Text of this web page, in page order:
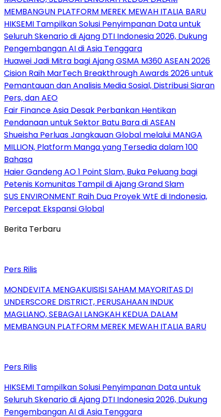
MEMBANGUN PLATFORM MEREK MEWAH ITALIA BARU
HIKSEMI Tampilkan Solusi Penyimpanan Data untuk
Seluruh Skenario di Ajang DTI Indonesia 2026, Dukung
Pengembangan AI di Asia Tenggara
Huawei Jadi Mitra bagi Ajang GSMA M360 ASEAN 2026
Cision Raih MarTech Breakthrough Awards 2026 untuk
Pemantauan dan Analisis Media Sosial, Distribusi Siaran
Pers, dan AEO
Fair Finance Asia Desak Perbankan Hentikan
Pendanaan untuk Sektor Batu Bara di ASEAN
Shueisha Perluas Jangkauan Global melalui MANGA
MILLION, Platform Manga yang Tersedia dalam 100
Bahasa
Haier Gandeng AO 1 Point Slam, Buka Peluang bagi
Petenis Komunitas Tampil di Ajang Grand Slam
SUS ENVIRONMENT Raih Dua Proyek WtE di Indonesia,
Percepat Ekspansi Global
Berita Terbaru
Pers Rilis
MONDEVITA MENGAKUISISI SAHAM MAYORITAS DI
UNDERSCORE DISTRICT, PERUSAHAAN INDUK
MAGLIANO, SEBAGAI LANGKAH KEDUA DALAM
MEMBANGUN PLATFORM MEREK MEWAH ITALIA BARU
Pers Rilis
HIKSEMI Tampilkan Solusi Penyimpanan Data untuk
Seluruh Skenario di Ajang DTI Indonesia 2026, Dukung
Pengembangan AI di Asia Tenggara